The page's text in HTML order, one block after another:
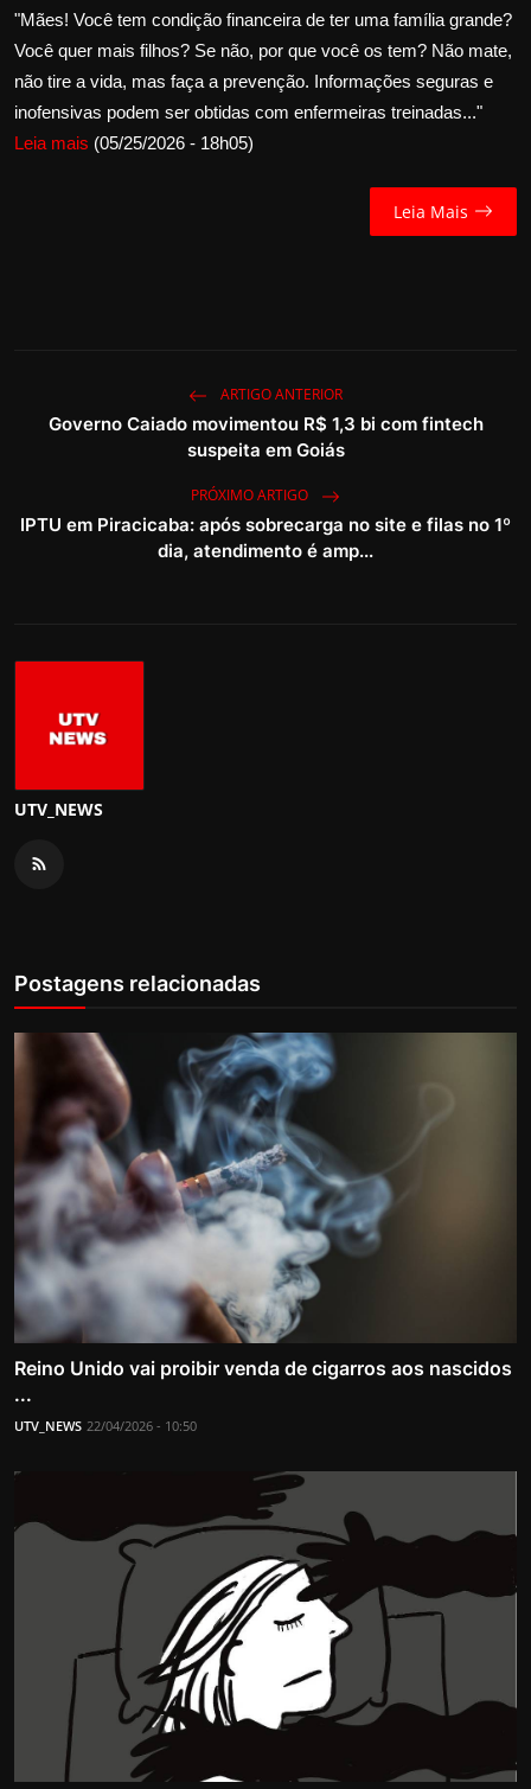
Esportes
Fama e TV
FALE CONOSCO
"Mães! Você tem condição financeira de ter uma família grande?
Você quer mais filhos? Se não, por que você os tem? Não mate,
não tire a vida, mas faça a prevenção. Informações seguras e
inofensivas podem ser obtidas com enfermeiras treinadas..."
Leia mais (05/25/2026 - 18h05)
Leia Mais
ARTIGO ANTERIOR
Governo Caiado movimentou R$ 1,3 bi com fintech
suspeita em Goiás
PRÓXIMO ARTIGO
IPTU em Piracicaba: após sobrecarga no site e filas no 1º
dia, atendimento é amp...
UTV_NEWS
Postagens relacionadas
Reino Unido vai proibir venda de cigarros aos nascidos
...
UTV_NEWS 22/04/2026 - 10:50